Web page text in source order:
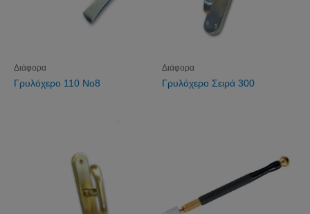
Διάφορα
Γρυλόχερο 110 Νο8
Διάφορα
Γρυλόχερο Σειρά 300